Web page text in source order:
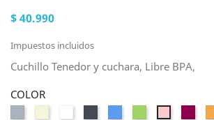
$ 40.990
Impuestos incluidos
Cuchillo Tenedor y cuchara, Libre BPA,
COLOR